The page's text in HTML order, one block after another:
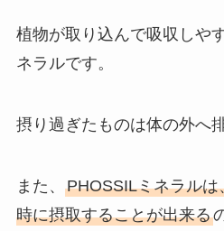
植物が取り込んで吸収しや
ネラルです。
摂り過ぎたものは体の外へ
また、 PHOSSILミネラル
時に摂取することが出来る